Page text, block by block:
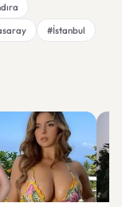
#İstanbul